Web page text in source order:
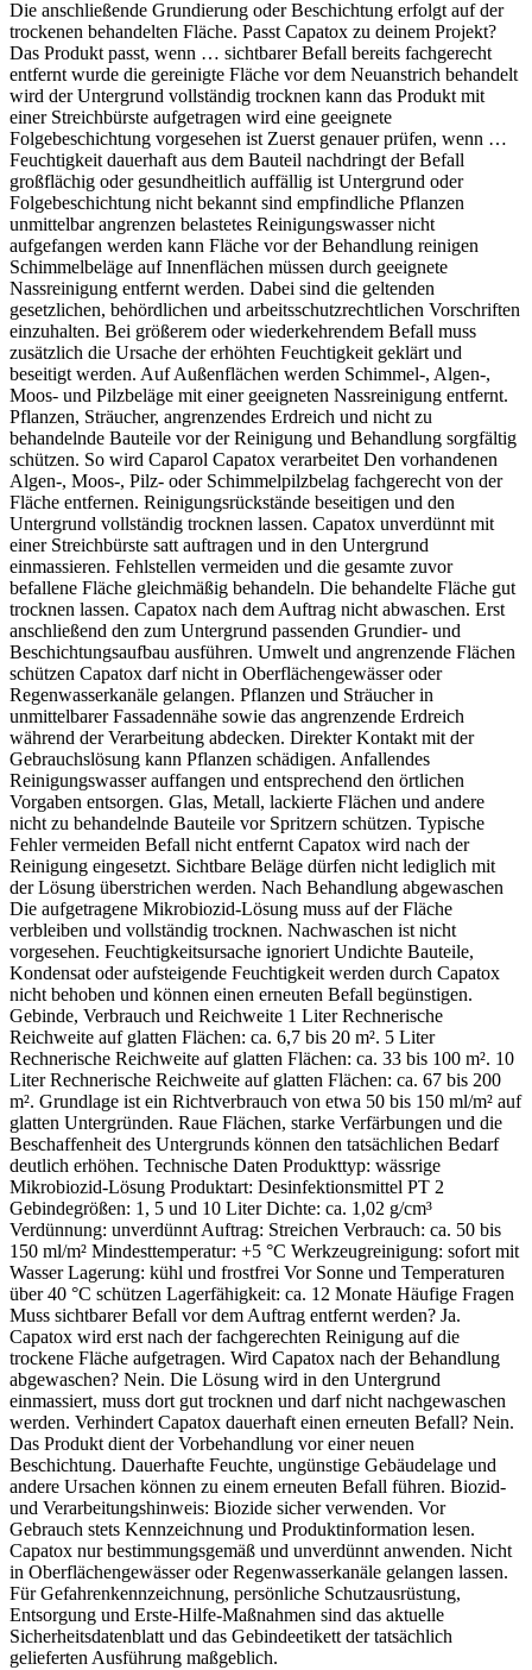
Die anschließende Grundierung oder Beschichtung erfolgt auf der
trockenen behandelten Fläche. Passt Capatox zu deinem Projekt?
Das Produkt passt, wenn … sichtbarer Befall bereits fachgerecht
entfernt wurde die gereinigte Fläche vor dem Neuanstrich behandelt
wird der Untergrund vollständig trocknen kann das Produkt mit
einer Streichbürste aufgetragen wird eine geeignete
Folgebeschichtung vorgesehen ist Zuerst genauer prüfen, wenn …
Feuchtigkeit dauerhaft aus dem Bauteil nachdringt der Befall
großflächig oder gesundheitlich auffällig ist Untergrund oder
Folgebeschichtung nicht bekannt sind empfindliche Pflanzen
unmittelbar angrenzen belastetes Reinigungswasser nicht
aufgefangen werden kann Fläche vor der Behandlung reinigen
Schimmelbeläge auf Innenflächen müssen durch geeignete
Nassreinigung entfernt werden. Dabei sind die geltenden
gesetzlichen, behördlichen und arbeitsschutzrechtlichen Vorschriften
einzuhalten. Bei größerem oder wiederkehrendem Befall muss
zusätzlich die Ursache der erhöhten Feuchtigkeit geklärt und
beseitigt werden. Auf Außenflächen werden Schimmel-, Algen-,
Moos- und Pilzbeläge mit einer geeigneten Nassreinigung entfernt.
Pflanzen, Sträucher, angrenzendes Erdreich und nicht zu
behandelnde Bauteile vor der Reinigung und Behandlung sorgfältig
schützen. So wird Caparol Capatox verarbeitet Den vorhandenen
Algen-, Moos-, Pilz- oder Schimmelpilzbelag fachgerecht von der
Fläche entfernen. Reinigungsrückstände beseitigen und den
Untergrund vollständig trocknen lassen. Capatox unverdünnt mit
einer Streichbürste satt auftragen und in den Untergrund
einmassieren. Fehlstellen vermeiden und die gesamte zuvor
befallene Fläche gleichmäßig behandeln. Die behandelte Fläche gut
trocknen lassen. Capatox nach dem Auftrag nicht abwaschen. Erst
anschließend den zum Untergrund passenden Grundier- und
Beschichtungsaufbau ausführen. Umwelt und angrenzende Flächen
schützen Capatox darf nicht in Oberflächengewässer oder
Regenwasserkanäle gelangen. Pflanzen und Sträucher in
unmittelbarer Fassadennähe sowie das angrenzende Erdreich
während der Verarbeitung abdecken. Direkter Kontakt mit der
Gebrauchslösung kann Pflanzen schädigen. Anfallendes
Reinigungswasser auffangen und entsprechend den örtlichen
Vorgaben entsorgen. Glas, Metall, lackierte Flächen und andere
nicht zu behandelnde Bauteile vor Spritzern schützen. Typische
Fehler vermeiden Befall nicht entfernt Capatox wird nach der
Reinigung eingesetzt. Sichtbare Beläge dürfen nicht lediglich mit
der Lösung überstrichen werden. Nach Behandlung abgewaschen
Die aufgetragene Mikrobiozid-Lösung muss auf der Fläche
verbleiben und vollständig trocknen. Nachwaschen ist nicht
vorgesehen. Feuchtigkeitsursache ignoriert Undichte Bauteile,
Kondensat oder aufsteigende Feuchtigkeit werden durch Capatox
nicht behoben und können einen erneuten Befall begünstigen.
Gebinde, Verbrauch und Reichweite 1 Liter Rechnerische
Reichweite auf glatten Flächen: ca. 6,7 bis 20 m². 5 Liter
Rechnerische Reichweite auf glatten Flächen: ca. 33 bis 100 m². 10
Liter Rechnerische Reichweite auf glatten Flächen: ca. 67 bis 200
m². Grundlage ist ein Richtverbrauch von etwa 50 bis 150 ml/m² auf
glatten Untergründen. Raue Flächen, starke Verfärbungen und die
Beschaffenheit des Untergrunds können den tatsächlichen Bedarf
deutlich erhöhen. Technische Daten Produkttyp: wässrige
Mikrobiozid-Lösung Produktart: Desinfektionsmittel PT 2
Gebindegrößen: 1, 5 und 10 Liter Dichte: ca. 1,02 g/cm³
Verdünnung: unverdünnt Auftrag: Streichen Verbrauch: ca. 50 bis
150 ml/m² Mindesttemperatur: +5 °C Werkzeugreinigung: sofort mit
Wasser Lagerung: kühl und frostfrei Vor Sonne und Temperaturen
über 40 °C schützen Lagerfähigkeit: ca. 12 Monate Häufige Fragen
Muss sichtbarer Befall vor dem Auftrag entfernt werden? Ja.
Capatox wird erst nach der fachgerechten Reinigung auf die
trockene Fläche aufgetragen. Wird Capatox nach der Behandlung
abgewaschen? Nein. Die Lösung wird in den Untergrund
einmassiert, muss dort gut trocknen und darf nicht nachgewaschen
werden. Verhindert Capatox dauerhaft einen erneuten Befall? Nein.
Das Produkt dient der Vorbehandlung vor einer neuen
Beschichtung. Dauerhafte Feuchte, ungünstige Gebäudelage und
andere Ursachen können zu einem erneuten Befall führen. Biozid-
und Verarbeitungshinweis: Biozide sicher verwenden. Vor
Gebrauch stets Kennzeichnung und Produktinformation lesen.
Capatox nur bestimmungsgemäß und unverdünnt anwenden. Nicht
in Oberflächengewässer oder Regenwasserkanäle gelangen lassen.
Für Gefahrenkennzeichnung, persönliche Schutzausrüstung,
Entsorgung und Erste-Hilfe-Maßnahmen sind das aktuelle
Sicherheitsdatenblatt und das Gebindeetikett der tatsächlich
gelieferten Ausführung maßgeblich.